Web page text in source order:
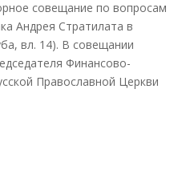
совещание по вопросам
Андрея Стратилата в
вл. 14). В совещании
Финансово-
Православной Церкви